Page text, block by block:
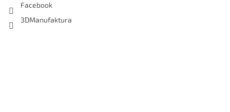
Facebook
3DManufaktura